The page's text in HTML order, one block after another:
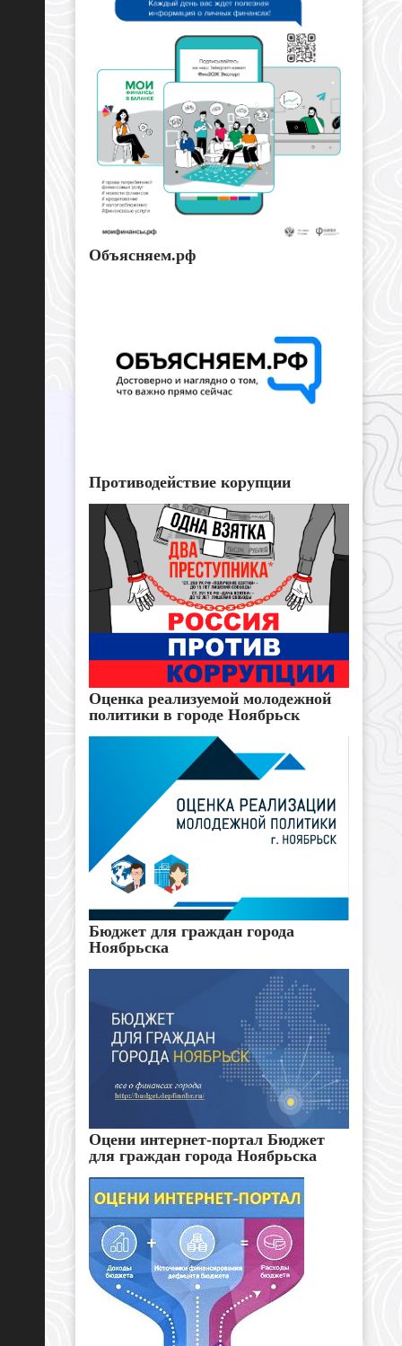
Объясняем.рф
Противодействие корупции
Оценка реализуемой молодежной
политики в городе Ноябрьск
Бюджет для граждан города
Ноябрьска
Оцени интернет-портал Бюджет
для граждан города Ноябрьска